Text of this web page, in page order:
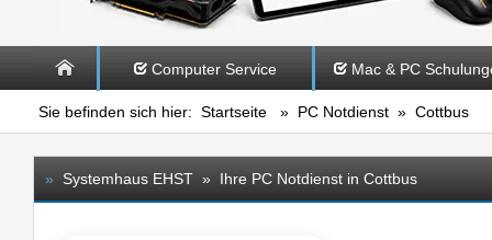
Computer Service Mac & PC
Sie befinden sich hier: Startseite » PC Notdienst » Cottbus
» Systemhaus EHST » Ihre PC Notdienst in Cottbus